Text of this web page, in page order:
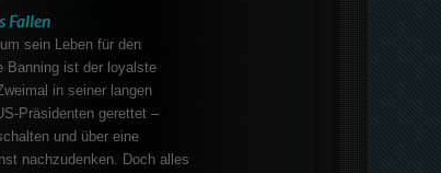
Fallen
sein Leben für den
Banning ist der loyalste
in seiner langen
Präsidenten gerettet –
und über eine
nachzudenken. Doch alles